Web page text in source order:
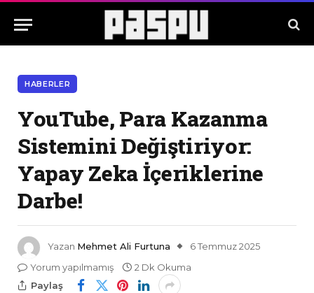
HABERLER
YouTube, Para Kazanma
Sistemini Değiştiriyor:
Yapay Zeka İçeriklerine
Darbe!
Yazan Mehmet Ali Furtuna
6 Temmuz 2025
Yorum yapılmamış
2 Dk Okuma
Paylaş